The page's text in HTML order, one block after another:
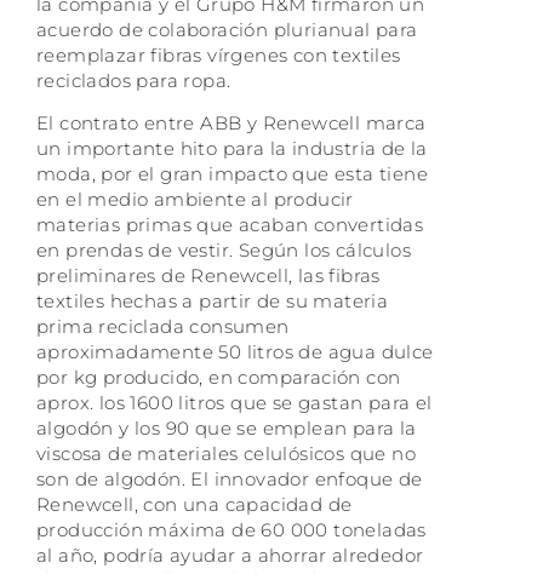
acuerdo de colaboración plurianual para
reemplazar fibras vírgenes con textiles
reciclados para ropa.
El contrato entre ABB y Renewcell marca
un importante hito para la industria de la
moda, por el gran impacto que esta tiene
en el medio ambiente al producir
materias primas que acaban convertidas
en prendas de vestir. Según los cálculos
preliminares de Renewcell, las fibras
textiles hechas a partir de su materia
prima reciclada consumen
aproximadamente 50 litros de agua dulce
por kg producido, en comparación con
aprox. los 1600 litros que se gastan para el
algodón y los 90 que se emplean para la
viscosa de materiales celulósicos que no
son de algodón. El innovador enfoque de
Renewcell, con una capacidad de
producción máxima de 60 000 toneladas
al año, podría ayudar a ahorrar alrededor